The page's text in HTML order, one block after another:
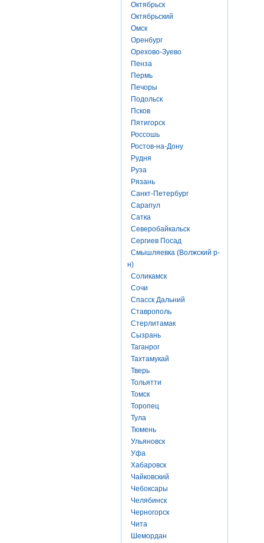
Октябрьск
Октябрьский
Омск
Оренбург
Орехово-Зуево
Пенза
Пермь
Печоры
Подольск
Псков
Пятигорск
Россошь
Ростов-на-Дону
Рудня
Руза
Рязань
Санкт-Петербург
Сарапул
Сатка
Северобайкальск
Сергиев Посад
Смышляевка (Волжский р-
н)
Соликамск
Сочи
Спасск Дальний
Ставрополь
Стерлитамак
Сызрань
Таганрог
Тахтамукай
Тверь
Тольятти
Томск
Торопец
Тула
Тюмень
Ульяновск
Уфа
Хабаровск
Чайковский
Чебоксары
Челябинск
Черногорск
Чита
Шемордан